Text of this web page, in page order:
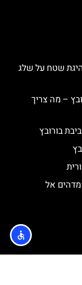
שטח על שלג
– מה צריך
בורובץ
טיול מדהים אל